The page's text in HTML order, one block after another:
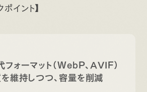
イント】
ォーマット（WebP、AVIF）
維持しつつ、容量を削減